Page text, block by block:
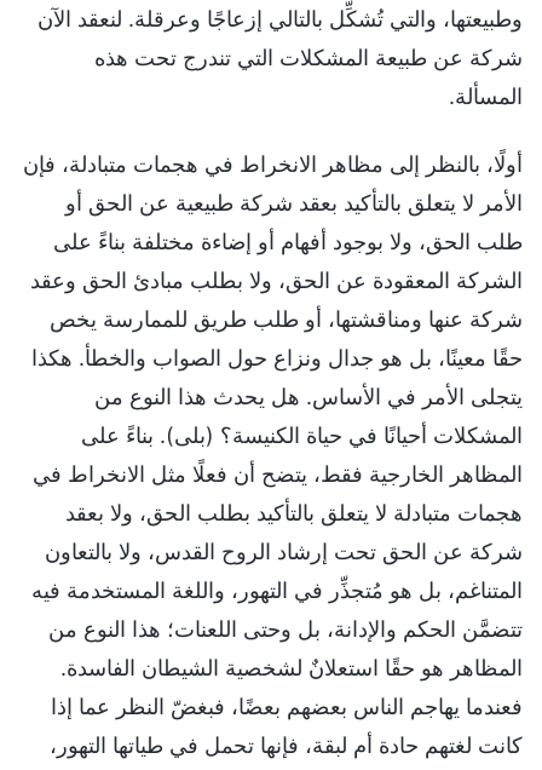
وطبيعتها، والتي تُشكِّل بالتالي إزعاجًا وعرقلة. لنعقد الآن
شركة عن طبيعة المشكلات التي تندرج تحت هذه
المسألة.
أولًا، بالنظر إلى مظاهر الانخراط في هجمات متبادلة، فإن
الأمر لا يتعلق بالتأكيد بعقد شركة طبيعية عن الحق أو
طلب الحق، ولا بوجود أفهام أو إضاءة مختلفة بناءً على
الشركة المعقودة عن الحق، ولا بطلب مبادئ الحق وعقد
شركة عنها ومناقشتها، أو طلب طريق للممارسة يخص
حقًا معينًا، بل هو جدال ونزاع حول الصواب والخطأ. هكذا
يتجلى الأمر في الأساس. هل يحدث هذا النوع من
المشكلات أحيانًا في حياة الكنيسة؟ (بلى). بناءً على
المظاهر الخارجية فقط، يتضح أن فعلًا مثل الانخراط في
هجمات متبادلة لا يتعلق بالتأكيد بطلب الحق، ولا بعقد
شركة عن الحق تحت إرشاد الروح القدس، ولا بالتعاون
المتناغم، بل هو مُتجذِّر في التهور، واللغة المستخدمة فيه
تتضمَّن الحكم والإدانة، بل وحتى اللعنات؛ هذا النوع من
المظاهر هو حقًا استعلانٌ لشخصية الشيطان الفاسدة.
فعندما يهاجم الناس بعضهم بعضًا، فبغضّ النظر عما إذا
كانت لغتهم حادة أم لبقة، فإنها تحمل في طياتها التهور،